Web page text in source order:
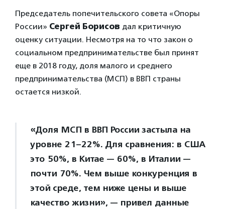
Председатель попечительского совета «Опоры
России» Сергей Борисов дал критичную
оценку ситуации. Несмотря на то что закон о
социальном предпринимательстве был принят
еще в 2018 году, доля малого и среднего
предпринимательства (МСП) в ВВП страны
остается низкой.
«Доля МСП в ВВП России застыла на
уровне 21–22%. Для сравнения: в США
это 50%, в Китае — 60%, в Италии —
почти 70%. Чем выше конкуренция в
этой среде, тем ниже цены и выше
качество жизни», — привел данные